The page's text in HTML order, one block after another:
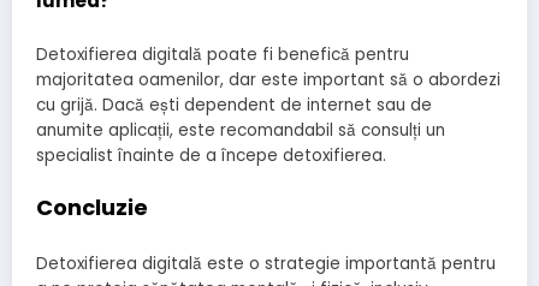
Detoxifierea digitală poate fi benefică pentru
majoritatea oamenilor, dar este important să o abordezi
cu grijă. Dacă ești dependent de internet sau de
anumite aplicații, este recomandabil să consulți un
specialist înainte de a începe detoxifierea.
Concluzie
Detoxifierea digitală este o strategie importantă pentru